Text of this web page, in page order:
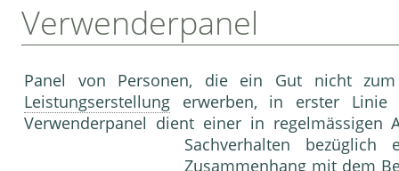
Verwenderpanel
Panel von Personen, die ein Gut nicht
Leistungserstellung erwerben, in erster
Verwenderpanel dient einer in regelmässigen
Sachverhalten
Zusammenhang mit dem